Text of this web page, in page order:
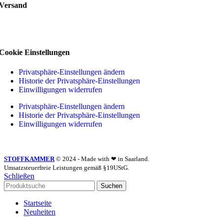
Einstellungen
Privatsphäre-Einstellungen ändern
Historie der Privatsphäre-Einstellungen
Einwilligungen widerrufen
Privatsphäre-Einstellungen ändern
Historie der Privatsphäre-Einstellungen
Einwilligungen widerrufen
STOFFKAMMER © 2024 - Made with ❤ in Saarland.
Umsatzsteuerfreie Leistungen gemäß §19UStG.
Schließen
Suchen
Startseite
Neuheiten